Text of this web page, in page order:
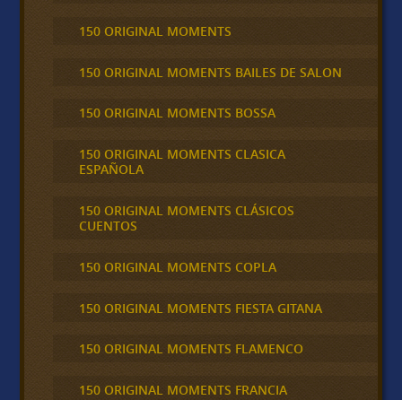
150 ORIGINAL MOMENTS
150 ORIGINAL MOMENTS BAILES DE SALON
150 ORIGINAL MOMENTS BOSSA
150 ORIGINAL MOMENTS CLASICA
ESPAÑOLA
150 ORIGINAL MOMENTS CLÁSICOS
CUENTOS
150 ORIGINAL MOMENTS COPLA
150 ORIGINAL MOMENTS FIESTA GITANA
150 ORIGINAL MOMENTS FLAMENCO
150 ORIGINAL MOMENTS FRANCIA